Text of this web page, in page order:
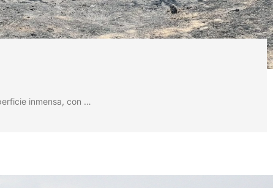
inmensa, con …